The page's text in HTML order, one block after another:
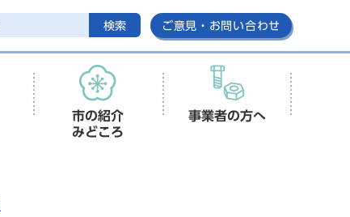
検索 ご意見・お問い合わせ
市の紹介
みどころ
事業者の方へ